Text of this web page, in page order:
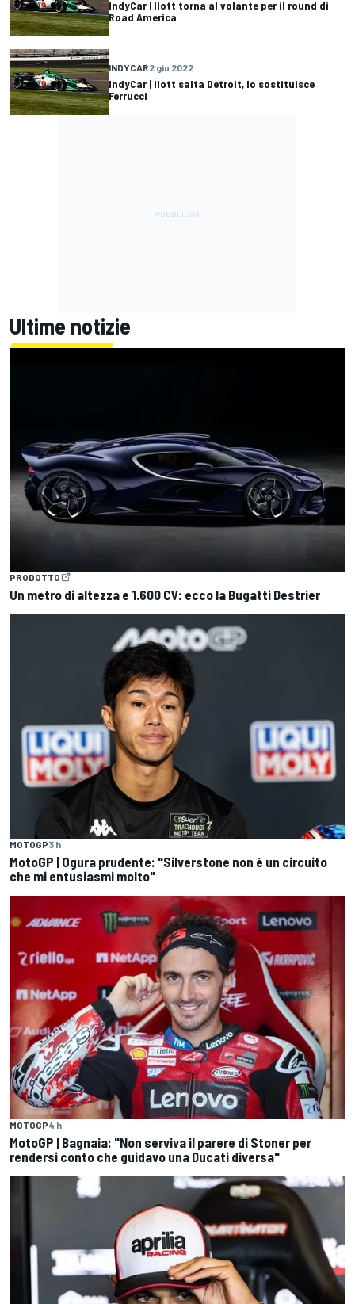
IndyCar | Ilott torna al volante per il round di
Road America
INDYCAR2 giu 2022
IndyCar | Ilott salta Detroit, lo sostituisce
Ferrucci
Ultime notizie
PRODOTTO
Un metro di altezza e 1.600 CV: ecco la Bugatti Destrier
MOTOGP3 h
MotoGP | Ogura prudente: "Silverstone non è un circuito
che mi entusiasmi molto"
MOTOGP4 h
MotoGP | Bagnaia: "Non serviva il parere di Stoner per
rendersi conto che guidavo una Ducati diversa"